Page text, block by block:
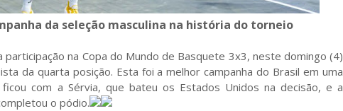
da seleção masculina na história do torneio
participação na Copa do Mundo de Basquete 3x3, neste domingo (4)
da quarta posição. Esta foi a melhor campanha do Brasil em uma
com a Sérvia, que bateu os Estados Unidos na decisão, e a
o pódio.